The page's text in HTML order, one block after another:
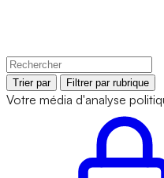
Trier par Filtrer par rubrique
Votre média d'analyse